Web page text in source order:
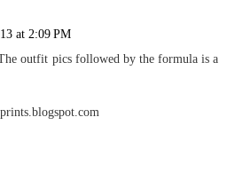
at 2:09 PM
outfit pics followed by the formula is a